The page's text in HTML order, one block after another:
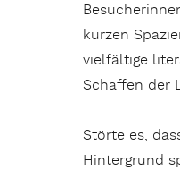
kurzen
vielfältige
Schaffen der
Störte es,
Hintergrund